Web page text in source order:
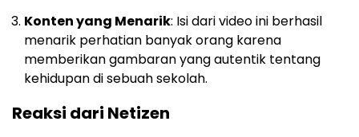
Konten yang Menarik: Isi dari video ini berhasil
menarik perhatian banyak orang karena
memberikan gambaran yang autentik tentang
kehidupan di sebuah sekolah.
Reaksi dari Netizen